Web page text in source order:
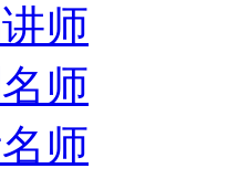
师
师
师